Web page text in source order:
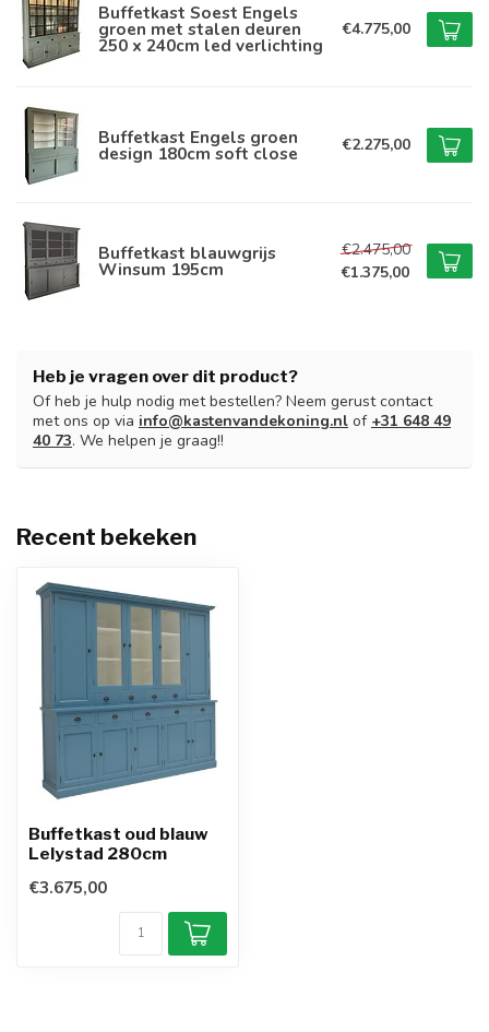
Buffetkast Soest Engels
groen met stalen deuren
250 x 240cm led verlichting
€4.775,00
Buffetkast Engels groen
design 180cm soft close €2.275,00
Buffetkast blauwgrijs
Winsum 195cm
€2.475,00
€1.375,00
Heb je vragen over dit product?
Of heb je hulp nodig met bestellen? Neem gerust contact
met ons op via info@kastenvandekoning.nl of +31 648 49
40 73. We helpen je graag!!
Recent bekeken
Buffetkast oud blauw
Lelystad 280cm
€3.675,00